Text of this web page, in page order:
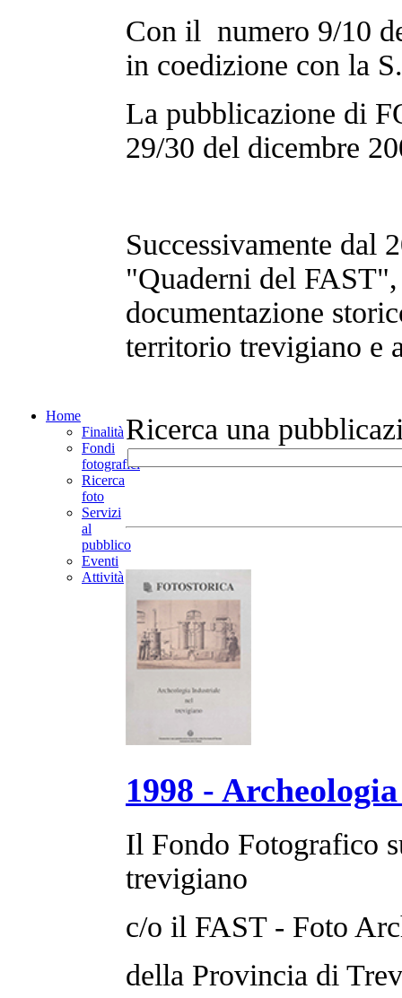
Home
Finalità
Fondi
fotografici
Ricerca
foto
Servizi
al
pubblico
Eventi
Attività
Con il numero 9/10
in coedizione con la
La pubblicazione di
29/30 del dicembre
Successivamente dal
"Quaderni del FAST",
documentazione
territorio trevigiano e
Ricerca una
1998 -
Il Fondo Fotografico
trevigiano
c/o il FAST - Foto
della Provincia di